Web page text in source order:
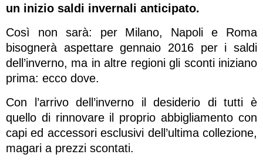
un inizio saldi invernali anticipato.
Così non sarà: per Milano, Napoli e Roma
bisognerà aspettare gennaio 2016 per i saldi
dell’inverno, ma in altre regioni gli sconti iniziano
prima: ecco dove.
Con l’arrivo dell’inverno il desiderio di tutti è
quello di rinnovare il proprio abbigliamento con
capi ed accessori esclusivi dell’ultima collezione,
magari a prezzi scontati.